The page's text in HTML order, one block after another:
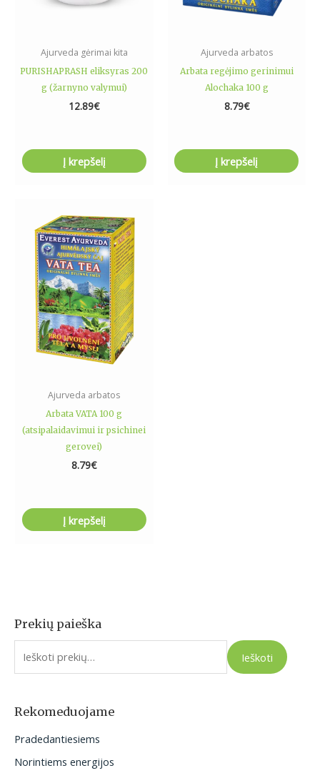
Prekių paieška
I
e
o
:
Ieškoti
Rekomeduojame
Pradedantiesiems
Norintiems energijos
Ajurveda gėrimai kita
PURISHAPRASH eliksyras 200
g (žarnyno valymui)
12.89€
Į krepšelį
Ajurveda arbatos
Arbata regėjimo gerinimui
Alochaka 100 g
8.79€
Į krepšelį
Ajurveda arbatos
Arbata VATA 100 g
(atsipalaidavimui ir psichinei
gerovei)
8.79€
Į krepšelį